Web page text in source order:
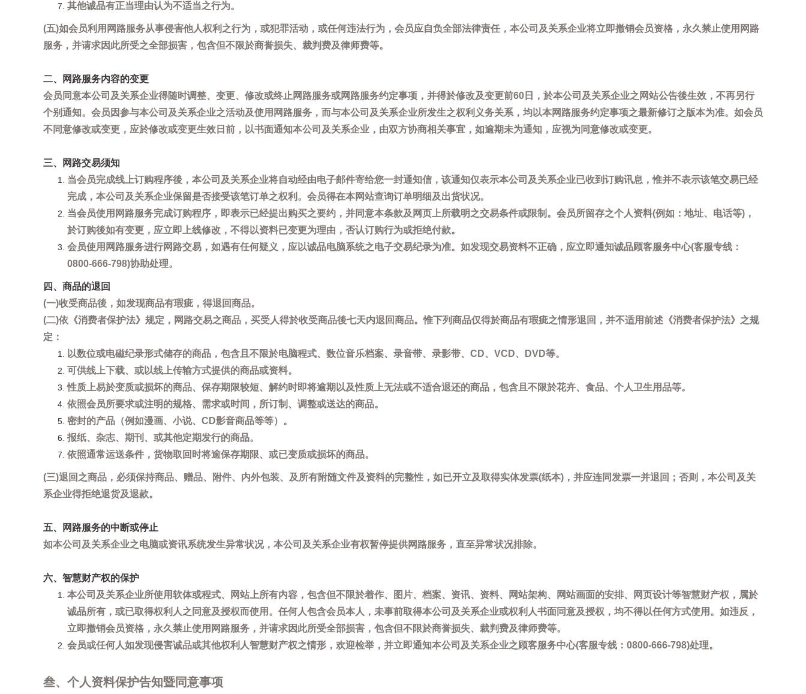
其他诚品有正当理由认为不适当之行为。
(五)如会员利用网路服务从事侵害他人权利之行为，或犯罪活动，或任何违法行为，会员应自负全部法律责任，本公司及关系企业将立即撤销会员资格，永久禁止使用网路
服务，并请求因此所受之全部损害，包含但不限於商誉损失、裁判费及律师费等。
二、网路服务内容的变更
会员同意本公司及关系企业得随时调整、变更、修改或终止网路服务或网路服务约定事项，并得於修改及变更前60日，於本公司及关系企业之网站公告後生效，不再另行
个别通知。会员因参与本公司及关系企业之活动及使用网路服务，而与本公司及关系企业所发生之权利义务关系，均以本网路服务约定事项之最新修订之版本为准。如会员
不同意修改或变更，应於修改或变更生效日前，以书面通知本公司及关系企业，由双方协商相关事宜，如逾期未为通知，应视为同意修改或变更。
三、网路交易须知
当会员完成线上订购程序後，本公司及关系企业将自动经由电子邮件寄给您一封通知信，该通知仅表示本公司及关系企业已收到订购讯息，惟并不表示该笔交易已经
完成，本公司及关系企业保留是否接受该笔订单之权利。会员得在本网站查询订单明细及出货状况。
当会员使用网路服务完成订购程序，即表示已经提出购买之要约，并同意本条款及网页上所载明之交易条件或限制。会员所留存之个人资料(例如：地址、电话等)，
於订购後如有变更，应立即上线修改，不得以资料已变更为理由，否认订购行为或拒绝付款。
会员使用网路服务进行网路交易，如遇有任何疑义，应以诚品电脑系统之电子交易纪录为准。如发现交易资料不正确，应立即通知诚品顾客服务中心(客服专线：
0800-666-798)协助处理。
四、商品的退回
(一)收受商品後，如发现商品有瑕疵，得退回商品。
(二)依《消费者保护法》规定，网路交易之商品，买受人得於收受商品後七天内退回商品。惟下列商品仅得於商品有瑕疵之情形退回，并不适用前述《消费者保护法》之规
定：
以数位或电磁纪录形式储存的商品，包含且不限於电脑程式、数位音乐档案、录音带、录影带、CD、VCD、DVD等。
可供线上下载、或以线上传输方式提供的商品或资料。
性质上易於变质或损坏的商品、保存期限较短、解约时即将逾期以及性质上无法或不适合退还的商品，包含且不限於花卉、食品、个人卫生用品等。
依照会员所要求或注明的规格、需求或时间，所订制、调整或送达的商品。
密封的产品（例如漫画、小说、CD影音商品等等）。
报纸、杂志、期刊、或其他定期发行的商品。
依照通常运送条件，货物取回时将逾保存期限、或已变质或损坏的商品。
(三)退回之商品，必须保持商品、赠品、附件、内外包装、及所有附随文件及资料的完整性，如已开立及取得实体发票(纸本)，并应连同发票一并退回；否则，本公司及关
系企业得拒绝退货及退款。
五、网路服务的中断或停止
如本公司及关系企业之电脑或资讯系统发生异常状况，本公司及关系企业有权暂停提供网路服务，直至异常状况排除。
六、智慧财产权的保护
本公司及关系企业所使用软体或程式、网站上所有内容，包含但不限於着作、图片、档案、资讯、资料、网站架构、网站画面的安排、网页设计等智慧财产权，属於
诚品所有，或已取得权利人之同意及授权而使用。任何人包含会员本人，未事前取得本公司及关系企业或权利人书面同意及授权，均不得以任何方式使用。如违反，
立即撤销会员资格，永久禁止使用网路服务，并请求因此所受全部损害，包含但不限於商誉损失、裁判费及律师费等。
会员或任何人如发现侵害诚品或其他权利人智慧财产权之情形，欢迎检举，并立即通知本公司及关系企业之顾客服务中心(客服专线：0800-666-798)处理。
叁、个人资料保护告知暨同意事项